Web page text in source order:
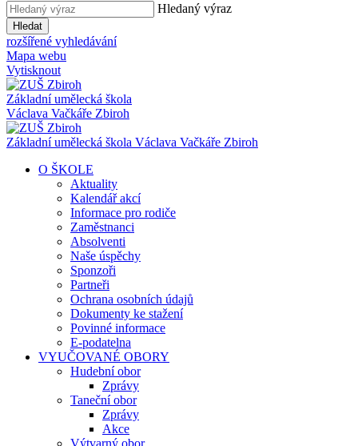
Hledaný výraz
Hledat
rozšířené vyhledávání
Mapa webu
Vytisknout
Základní umělecká škola
Václava Vačkáře Zbiroh
Základní umělecká škola Václava Vačkáře Zbiroh
O ŠKOLE
Aktuality
Kalendář akcí
Informace pro rodiče
Zaměstnanci
Absolventi
Naše úspěchy
Sponzoři
Partneři
Ochrana osobních údajů
Dokumenty ke stažení
Povinné informace
E-podatelna
VYUČOVANÉ OBORY
Hudební obor
Zprávy
Taneční obor
Zprávy
Akce
Výtvarný obor